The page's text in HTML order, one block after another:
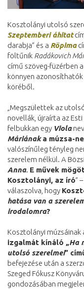
Kosztolányi utolsó
Szeptemberi áhitat
darabja” és a Röpima
föltűnik Radákovich
című szöveg-füzérben a
könnyen
köréből.
„Megszülettek az
novellák, újraírta az
felbukkan egy Viola
Máriánaka múzsa-
valószínűleg tényleg
szerelem nélkül. A
Anna. E művek
Kosztolányi, az író”
válaszolva, hogy
hatása van a
irodalomra?
Kosztolányi
izgalmát kínáló „Ha
utolsó szerelmei”
befejezése után a
Szeged Fókusz
gondozásában